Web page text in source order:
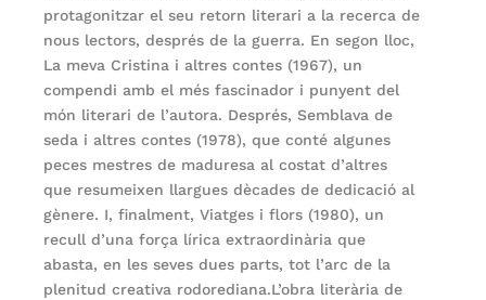
protagonitzar el seu retorn literari a la recerca de
nous lectors, després de la guerra. En segon lloc,
La meva Cristina i altres contes (1967), un
compendi amb el més fascinador i punyent del
món literari de l’autora. Després, Semblava de
seda i altres contes (1978), que conté algunes
peces mestres de maduresa al costat d’altres
que resumeixen llargues dècades de dedicació al
gènere. I, finalment, Viatges i flors (1980), un
recull d’una força lírica extraordinària que
abasta, en les seves dues parts, tot l’arc de la
plenitud creativa rodorediana.L’obra literària de